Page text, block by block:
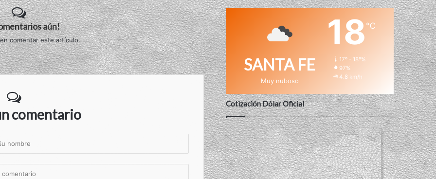
aún!
comentar este artículo.
comentario
SANTA FE
Muy nuboso
18℃
17º - 18º%
97%
4.8 km/h
Cotización Dólar Oficial